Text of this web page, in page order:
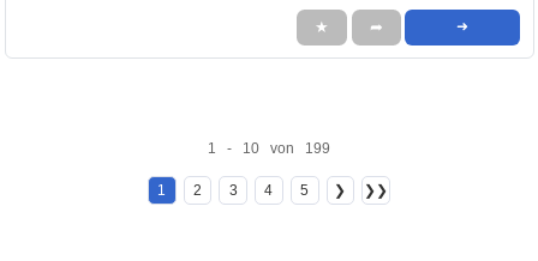
★ ➦ ➜
1 - 10 von 199
1 2 3 4 5 ❯ ❯❯